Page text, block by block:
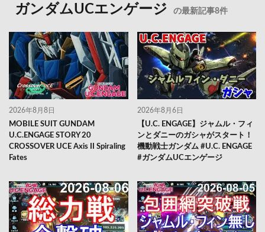
ガンダムUCエンゲージ の最新記事8件
2026年8月8日
MOBILE SUIT GUNDAM
U.C.ENGAGE STORY 20
CROSSOVER UCE Axis II Spiraling
Fates
2026年8月6日
【U.C. ENGAGE】ジャムル・フィ
ンとダニーのガシャがスタート！
機動戦士ガンダム #U.C. ENGAGE
#ガンダムUCエンゲージ